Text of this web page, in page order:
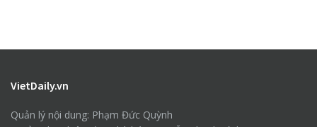
VietDaily.vn
Quản lý nội dung: Phạm Đức Quỳnh